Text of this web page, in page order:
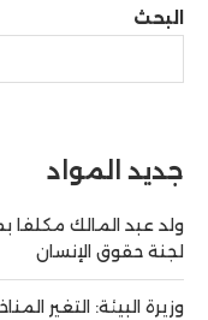
البحث
جديد المواد
ولد عبد المالك مكلفا
لجنة حقوق الإنسان
وزيرة البيئة: التغير